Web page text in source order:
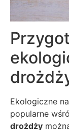
Ekologiczne
popularne
drożdży